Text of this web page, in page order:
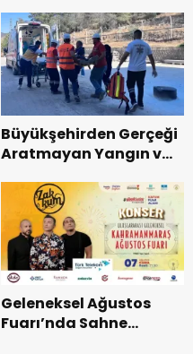
Teşkilatı ile buluştu.
Büyükşehirden Gerçeği
Aratmayan Yangın ve
Geleneksel Ağustos
Fuarı’nda Sahne